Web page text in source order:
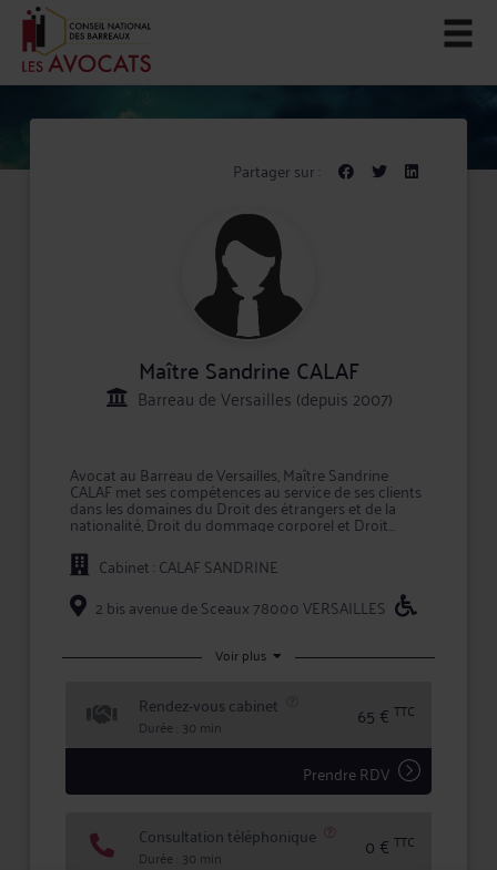
Partager sur :
Maître Sandrine CALAF
Barreau de Versailles (depuis 2007)
Avocat au Barreau de Versailles, Maître Sandrine
CALAF met ses compétences au service de ses clients
dans les domaines du Droit des étrangers et de la
nationalité, Droit du dommage corporel et Droit
international et de l'Union européenne.
Maître CALAF apporte à ses clients la compétence et
la réactivité indispensables à leur information et à la
défense de leurs intérêts, tant en conseil que lors
d'une procédure judiciaire.
Maître CALAF s'efforce de créer une relation de
mettre en oeuvre la meilleure stratégie possible, et
lors de litiges, défendre leurs intérêts avec ténacité et
efficacité.
Cabinet : CALAF SANDRINE
2 bis avenue de Sceaux 78000 VERSAILLES
Voir plus
Rendez-vous cabinet
Durée : 30 min 65 € TTC
Prendre RDV
Consultation téléphonique
Durée : 30 min 0 € TTC